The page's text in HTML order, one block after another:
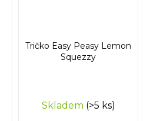
Tričko Easy Peasy Lemon
Squezzy
hodnocení
Skladem (>5 ks)